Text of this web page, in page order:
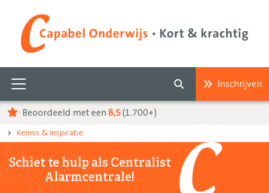
Inschrijven
Beoordeeld met een 8,5(1.700+)
Kennis & Inspiratie
Schiet te hulp als Centralist
Alarmcentrale!